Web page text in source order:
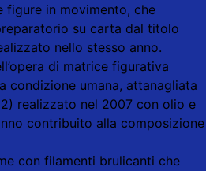
figure in movimento, che
su carta dal titolo
nello stesso anno.
di matrice figurativa
condizione umana, attanagliata
realizzato nel 2007 con olio e
contribuito alla composizione
con filamenti brulicanti che